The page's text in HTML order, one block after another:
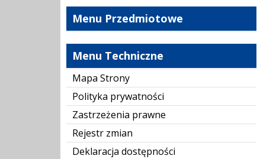
Menu Przedmiotowe
Menu Techniczne
Mapa Strony
Polityka prywatności
Zastrzeżenia prawne
Rejestr zmian
Deklaracja dostępności